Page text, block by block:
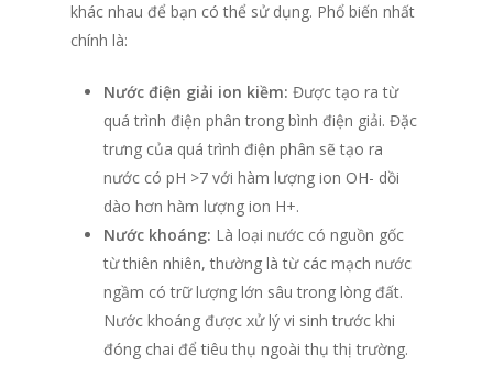
khác nhau để bạn có thể sử dụng. Phổ biến nhất
chính là:
Nước điện giải ion kiềm: Được tạo ra từ
quá trình điện phân trong bình điện giải. Đặc
trưng của quá trình điện phân sẽ tạo ra
nước có pH >7 với hàm lượng ion OH- dồi
dào hơn hàm lượng ion H+.
Nước khoáng: Là loại nước có nguồn gốc
từ thiên nhiên, thường là từ các mạch nước
ngầm có trữ lượng lớn sâu trong lòng đất.
Nước khoáng được xử lý vi sinh trước khi
đóng chai để tiêu thụ ngoài thụ thị trường.